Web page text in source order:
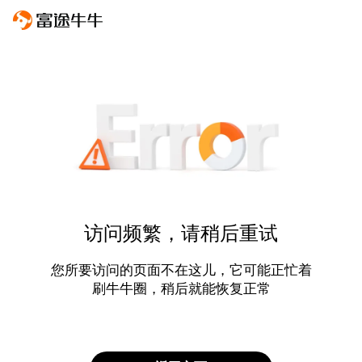
访问频繁，请稍后重试
您所要访问的页面不在这儿，它可能正忙着
刷牛牛圈，稍后就能恢复正常